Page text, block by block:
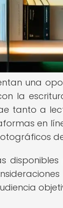
una
la
tanto a
en